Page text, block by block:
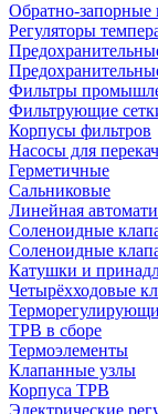
Обратно-
Регуляторы
Фильтры
Фильтрующие
Корпусы фильтров
Насосы для
Герметичные
Сальниковые
Линейная
Соленоидные
Соленоидные
Катушки и
Четырёхходовые
ТРВ в сборе
Термоэлементы
Клапанные узлы
Корпуса ТРВ
Электрические